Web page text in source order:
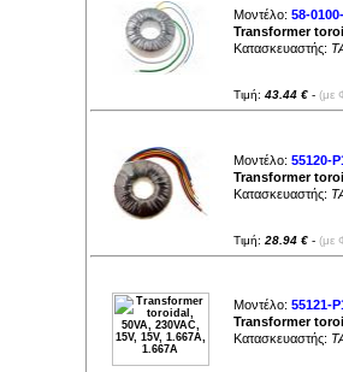
Μοντέλο: 58-
Transformer
Κατασκευαστής:
Τιμή: 43.44 € - (με
Μοντέλο: 55120-
Transformer
Κατασκευαστής:
Τιμή: 28.94 € - (με
Μοντέλο: 55121-
Transformer
Κατασκευαστής: